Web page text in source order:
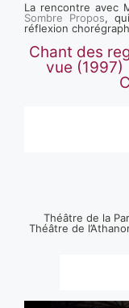
La rencontre avec
Sombre Propos,
réflexion
Chant des
vue (1997)
Théâtre de la
Théâtre de